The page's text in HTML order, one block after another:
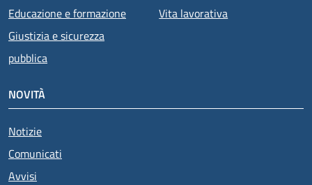
Educazione e formazione
Giustizia e sicurezza
pubblica
Vita lavorativa
NOVITÀ
Notizie
Comunicati
Avvisi